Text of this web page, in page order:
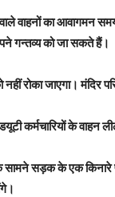
वाहनों का
गन्तव्य को जा सकते हैं।
रोका जाएगा। मंदिर
के वाहन
सड़क के एक किनारे